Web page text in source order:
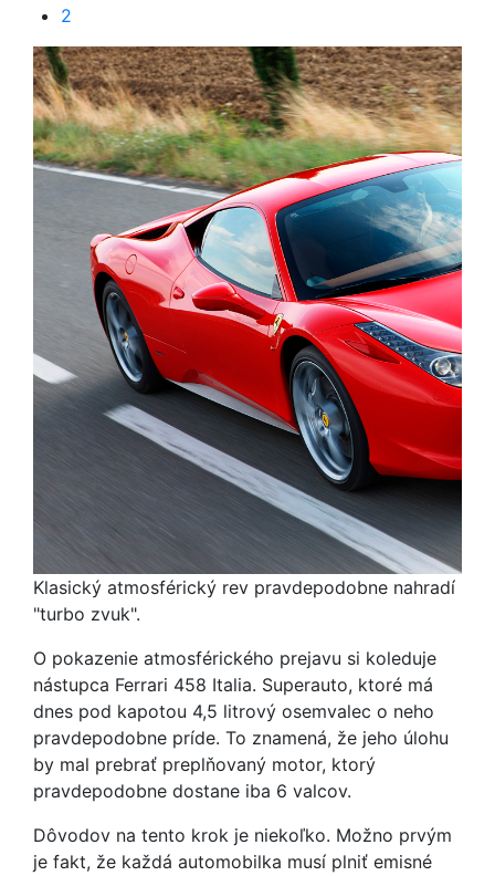
2
Klasický atmosférický rev pravdepodobne nahradí
"turbo zvuk".
O pokazenie atmosférického prejavu si koleduje
nástupca Ferrari 458 Italia. Superauto, ktoré má
dnes pod kapotou 4,5 litrový osemvalec o neho
pravdepodobne príde. To znamená, že jeho úlohu
by mal prebrať preplňovaný motor, ktorý
pravdepodobne dostane iba 6 valcov.
Dôvodov na tento krok je niekoľko. Možno prvým
je fakt, že každá automobilka musí plniť emisné